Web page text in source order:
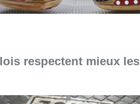
respectent mieux les